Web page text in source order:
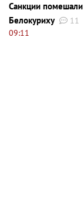
Санкции помешали
Белокуриху
11
09:11